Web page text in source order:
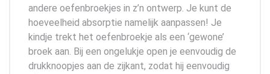
andere oefenbroekjes in z’n ontwerp. Je kunt de
hoeveelheid absorptie namelijk aanpassen! Je
kindje trekt het oefenbroekje als een ‘gewone’
broek aan. Bij een ongelukje open je eenvoudig de
drukknoopjes aan de zijkant, zodat hij eenvoudig